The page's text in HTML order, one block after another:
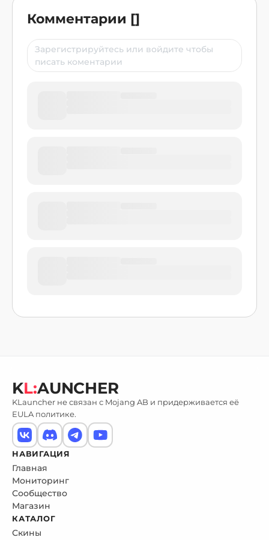
Комментарии []
KL:AUNCHER
KLauncher не связан с Mojang AB и придерживается её
EULA политике.
НАВИГАЦИЯ
Главная
Мониторинг
Сообщество
Магазин
КАТАЛОГ
Скины